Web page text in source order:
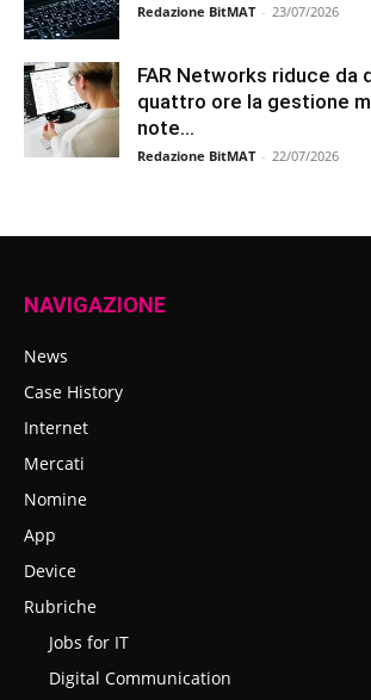
Redazione BitMAT - 23/07/2026
FAR Networks riduce da
quattro ore la gestione
note...
Redazione BitMAT - 22/07/2026
NAVIGAZIONE
News
Case History
Internet
Mercati
Nomine
App
Device
Rubriche
Jobs for IT
Digital Communication